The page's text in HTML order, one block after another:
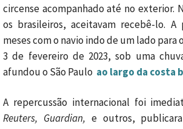
circense acompanhado até no exterior.
os brasileiros, aceitavam recebê-lo.
meses com o navio indo de um lado
3 de fevereiro de 2023, sob uma
afundou o São Paulo ao largo da costa
A repercussão internacional foi
Reuters, Guardian, e outros,